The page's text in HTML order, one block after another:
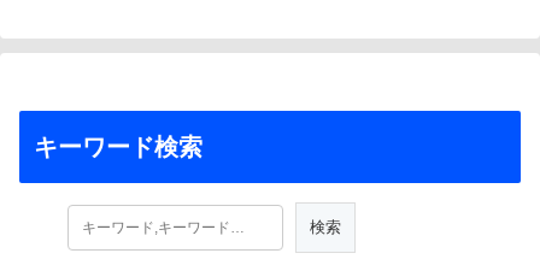
キーワード検索